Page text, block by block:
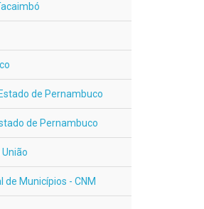
de Pernambuco
de Pernambuco
Municípios - CNM